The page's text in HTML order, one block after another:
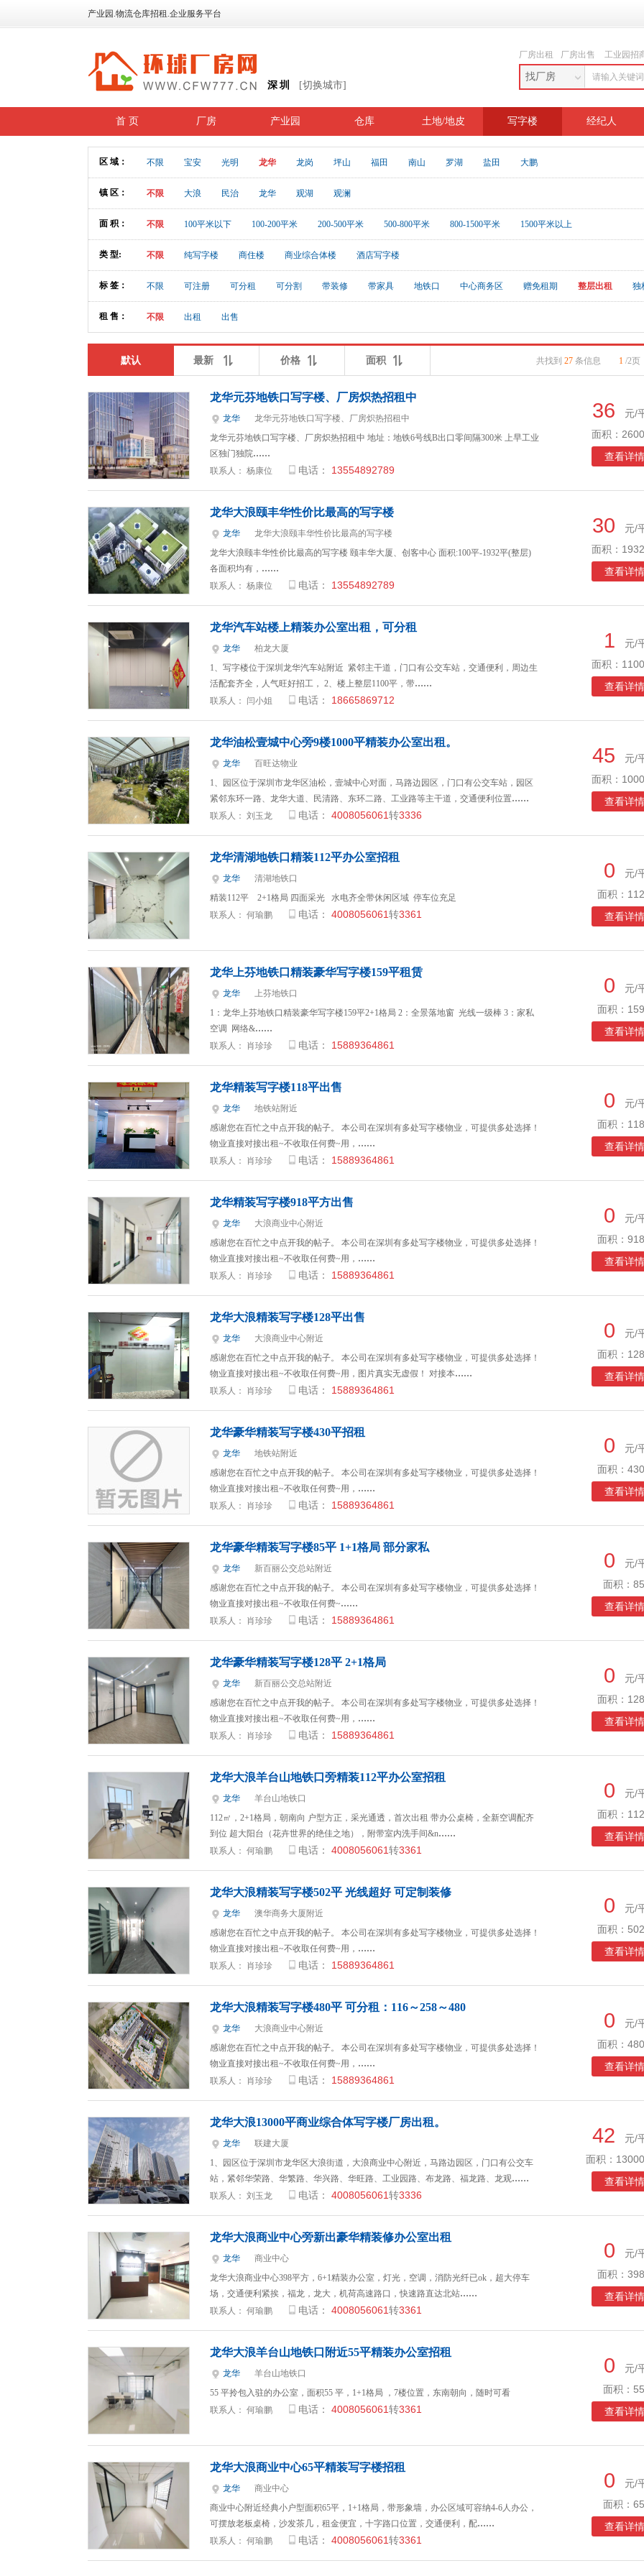
产业园.物流仓库招租.企业服务平台
深圳 [切换城市]
厂房出租 厂房出售 工业园招
找厂房
首 页 厂房 产业园 仓库 土地/地皮 写字楼 经纪人
区 域： 不限 宝安 光明 龙华 龙岗 坪山 福田 南山 罗湖 盐田 大鹏
镇 区： 不限 大浪 民治 龙华 观湖 观澜
面 积： 不限 100平米以下 100-200平米 200-500平米 500-800平米 800-1500平米 1500平米以上
类 型: 不限 纯写字楼 商住楼 商业综合体楼 酒店写字楼
标 签： 不限 可注册 可分租 可分割 带装修 带家具 地铁口 中心商务区 赠免租期 整层出租 独
租 售： 不限 出租 出售
默认 最新 价格 面积 共找到 27 条信息 1 /2页
龙华元芬地铁口写字楼、厂房炽热招租中
龙华
龙华元芬地铁口写字楼、厂房炽热招租中
龙华元芬地铁口写字楼、厂房炽热招租中 地址：地铁6号线B出口零间隔300米 上早工业
区独门独院……
联系人： 杨康位 电话： 13554892789
36
元/
面积：
查看详情
龙华大浪颐丰华性价比最高的写字楼
龙华
龙华大浪颐丰华性价比最高的写字楼
龙华大浪颐丰华性价比最高的写字楼 颐丰华大厦、创客中心 面积:100平-1932平(整层)
各面积均有， ……
联系人： 杨康位 电话： 13554892789
30
元/
面积：
查看详情
龙华汽车站楼上精装办公室出租，可分租
龙华
柏龙大厦
1、写字楼位于深圳龙华汽车站附近 紧邻主干道，门口有公交车站，交通便利，周边生
活配套齐全，人气旺好招工， 2、楼上整层1100平，带……
联系人：
闫小姐 电话： 18665869712
1
元/
面积：
查看详情
龙华油松壹城中心旁9楼1000平精装办公室出租。
龙华
百旺达物业
1、园区位于深圳市龙华区油松，壹城中心对面，马路边园区，门口有公交车站，园区
紧邻东环一路、龙华大道、民清路、东环二路、工业路等主干道，交通便利位置……
联系人： 刘玉龙 电话： 4008056061转3336
45
元/
面积：
查看详情
龙华清湖地铁口精装112平办公室招租
龙华
清湖地铁口
精装112平 2+1格局 四面采光 水电齐全带休闲区域 停车位充足
联系人： 何瑜鹏 电话： 4008056061转3361
0
元/
面积：
查看详情
龙华上芬地铁口精装豪华写字楼159平租赁
龙华
上芬地铁口
1：龙华上芬地铁口精装豪华写字楼159平2+1格局 2：全景落地窗 光线一级棒 3：家私
空调 网络&……
联系人：
肖珍珍 电话： 15889364861
0
元/
面积：
查看详情
龙华精装写字楼118平出售
龙华
地铁站附近
感谢您在百忙之中点开我的帖子。 本公司在深圳有多处写字楼物业，可提供多处选择！
物业直接对接出租~不收取任何费~用， ……
联系人：
肖珍珍 电话： 15889364861
0
元/
面积：
查看详情
龙华精装写字楼918平方出售
龙华
大浪商业中心附近
感谢您在百忙之中点开我的帖子。 本公司在深圳有多处写字楼物业，可提供多处选择！
物业直接对接出租~不收取任何费~用， ……
联系人：
肖珍珍 电话： 15889364861
0
元/
面积：
查看详情
龙华大浪精装写字楼128平出售
龙华
大浪商业中心附近
感谢您在百忙之中点开我的帖子。 本公司在深圳有多处写字楼物业，可提供多处选择！
物业直接对接出租~不收取任何费~用，图片真实无虚假！ 对接本……
联系人：
肖珍珍 电话： 15889364861
0
元/
面积：
查看详情
龙华豪华精装写字楼430平招租
龙华
地铁站附近
感谢您在百忙之中点开我的帖子。 本公司在深圳有多处写字楼物业，可提供多处选择！
物业直接对接出租~不收取任何费~用， ……
联系人：
肖珍珍 电话： 15889364861
0
元/
面积：
查看详情
龙华豪华精装写字楼85平 1+1格局 部分家私
龙华
新百丽公交总站附近
感谢您在百忙之中点开我的帖子。 本公司在深圳有多处写字楼物业，可提供多处选择！
物业直接对接出租~不收取任何费~……
联系人：
肖珍珍 电话： 15889364861
0
元/
面积：
查看详情
龙华豪华精装写字楼128平 2+1格局
龙华
新百丽公交总站附近
感谢您在百忙之中点开我的帖子。 本公司在深圳有多处写字楼物业，可提供多处选择！
物业直接对接出租~不收取任何费~用， ……
联系人：
肖珍珍 电话： 15889364861
0
元/
面积：
查看详情
龙华大浪羊台山地铁口旁精装112平办公室招租
龙华
羊台山地铁口
112㎡，2+1格局，朝南向 户型方正，采光通透，首次出租 带办公桌椅，全新空调配齐
到位 超大阳台（花卉世界的绝佳之地），附带室内洗手间&n……
联系人： 何瑜鹏 电话： 4008056061转3361
0
元/
面积：
查看详情
龙华大浪精装写字楼502平 光线超好 可定制装修
龙华
澳华商务大厦附近
感谢您在百忙之中点开我的帖子。 本公司在深圳有多处写字楼物业，可提供多处选择！
物业直接对接出租~不收取任何费~用， ……
联系人：
肖珍珍 电话： 15889364861
0
元/
面积：
查看详情
龙华大浪精装写字楼480平 可分租：116～258～480
龙华
大浪商业中心附近
感谢您在百忙之中点开我的帖子。 本公司在深圳有多处写字楼物业，可提供多处选择！
物业直接对接出租~不收取任何费~用， ……
联系人：
肖珍珍 电话： 15889364861
0
元/
面积：
查看详情
龙华大浪13000平商业综合体写字楼厂房出租。
龙华
联建大厦
1、园区位于深圳市龙华区大浪街道，大浪商业中心附近，马路边园区，门口有公交车
站，紧邻华荣路、华繁路、华兴路、华旺路、工业园路、布龙路、福龙路、龙观……
联系人： 刘玉龙 电话： 4008056061转3336
42
元/
面积：
查看详情
龙华大浪商业中心旁新出豪华精装修办公室出租
龙华
商业中心
龙华大浪商业中心398平方，6+1精装办公室，灯光，空调，消防光纤已ok，超大停车
场，交通便利紧挨，福龙，龙大，机荷高速路口，快速路直达北站……
联系人： 何瑜鹏 电话： 4008056061转3361
0
元/
面积：
查看详情
龙华大浪羊台山地铁口附近55平精装办公室招租
龙华
羊台山地铁口
55 平拎包入驻的办公室，面积55 平，1+1格局 ，7楼位置，东南朝向，随时可看
联系人： 何瑜鹏 电话： 4008056061转3361
0
元/
面积：
查看详情
龙华大浪商业中心65平精装写字楼招租
龙华
商业中心
商业中心附近经典小户型面积65平，1+1格局，带形象墙，办公区域可容纳4-6人办公，
可摆放老板桌椅，沙发茶几，租金便宜，十字路口位置，交通便利，配……
联系人： 何瑜鹏 电话： 4008056061转3361
0
元/
面积：
查看详情